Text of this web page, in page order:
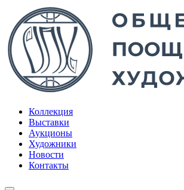
Коллекция
Выставки
Аукционы
Художники
Новости
Контакты